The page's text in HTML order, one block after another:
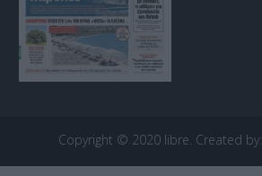
Copyright © 2020 libre. Created by: